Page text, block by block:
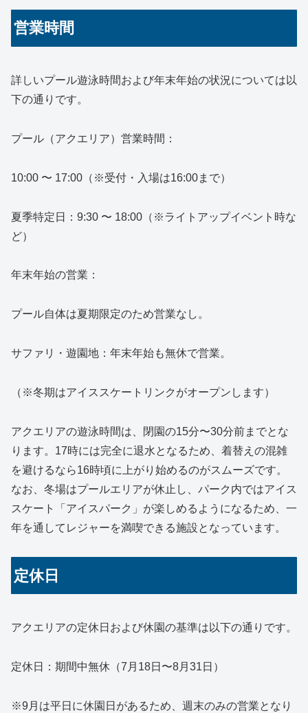
営業時間
詳しいプール遊泳時間および年末年始の状況については以
下の通りです。
プール（アクエリア）営業時間：
10:00 〜 17:00（※受付・入場は16:00まで）
夏季特定日：9:30 〜 18:00（※ライトアップイベント時な
ど）
年末年始の営業：
プール自体は夏期限定のため営業なし。
サファリ・遊園地：年末年始も無休で営業。
（※冬期はアイススケートリンクがオープンします）
アクエリアの遊泳時間は、閉園の15分〜30分前までとな
ります。17時には完全に退水となるため、着替えの混雑
を避けるなら16時頃に上がり始めるのがスムーズです。
なお、冬場はプールエリアが休止し、パーク内ではアイス
スケート「アイスパーク」が楽しめるようになるため、一
年を通してレジャーを満喫できる施設となっています。
定休日
アクエリアの定休日および休園の基準は以下の通りです。
定休日：期間中無休（7月18日〜8月31日）
※9月は平日に休園日があるため、週末のみの営業となり